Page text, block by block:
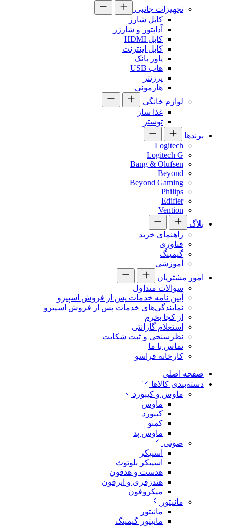
تجهیزات جانبی
کابل شارژ
آداپتور و شارژر
کابل HDMI
کابل اینترنت
پاور بانک
هاب USB
پرزنتر
هارمونی
لوازم خانگی
غذا ساز
توستر
برندها
Logitech
Logitech G
Bang & Olufsen
Beyond
Beyond Gaming
Philips
Edifier
Vention
بلاگ
راهنمای خرید
فناوری
گیمینگ
آموزشی
امور مشتریان
سوالات متداول
آیین نامه خدمات پس از فروش اسپیرو
نمایندگی‌های خدمات پس از فروش اسپیرو
از کجا بخرم
استعلام گارانتی
نظرسنجی و ثبت شکایت
تماس با ما
کارخانه فراسو
صفحه اصلی
دسته‌بندی کالاها
ماوس و کیبورد
ماوس
کیبورد
کمبو
ماوس پد
صوتی
اسپیکر
اسپیکر بلوتوث
هدست و هدفون
هندزفری و ایرفون
میکروفون
مانیتور
مانیتور
مانیتور گیمینگ